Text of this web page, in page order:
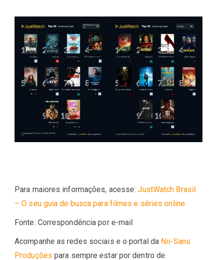
Para maiores informações, acesse:JustWatch Brasil
– O seu guia de busca para filmes e séries online
Fonte: Correspondência por e-mail
Acompanhe as redes sociais e o portal da Nii-Sans
Produções para sempre estar por dentro de